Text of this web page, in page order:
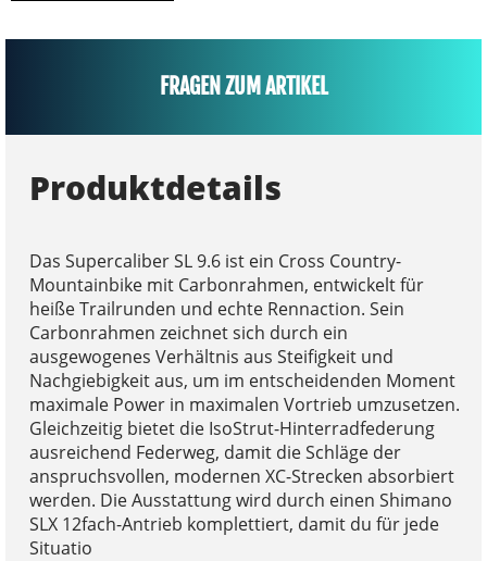
FRAGEN ZUM ARTIKEL
Produktdetails
Das Supercaliber SL 9.6 ist ein Cross Country-
Mountainbike mit Carbonrahmen, entwickelt für
heiße Trailrunden und echte Rennaction. Sein
Carbonrahmen zeichnet sich durch ein
ausgewogenes Verhältnis aus Steifigkeit und
Nachgiebigkeit aus, um im entscheidenden Moment
maximale Power in maximalen Vortrieb umzusetzen.
Gleichzeitig bietet die IsoStrut-Hinterradfederung
ausreichend Federweg, damit die Schläge der
anspruchsvollen, modernen XC-Strecken absorbiert
werden. Die Ausstattung wird durch einen Shimano
SLX 12fach-Antrieb komplettiert, damit du für jede
Situatio